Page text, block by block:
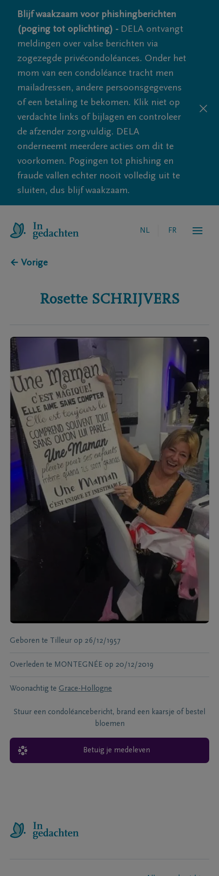
Blijf waakzaam voor phishingberichten
(poging tot oplichting) - DELA ontvangt
meldingen over valse berichten via
zogezegde privécondoléances. Onder het
mom van een condoléance tracht men
mailadressen, andere persoonsgegevens
of een betaling te bekomen. Klik niet op
verdachte links of bijlagen en controleer
de afzender zorgvuldig. DELA
onderneemt meerdere acties om dit te
voorkomen. Pogingen tot phishing en
fraude vallen echter nooit volledig uit te
sluiten, dus blijf waakzaam.
NL FR
← Vorige
Rosette SCHRIJVERS
Geboren te Tilleur op 26/12/1957
Overleden te MONTEGNÉE op 20/12/2019
Woonachtig te Grace-Hollogne
Stuur een condoléancebericht, brand een kaarsje of bestel
bloemen
Betuig je medeleven